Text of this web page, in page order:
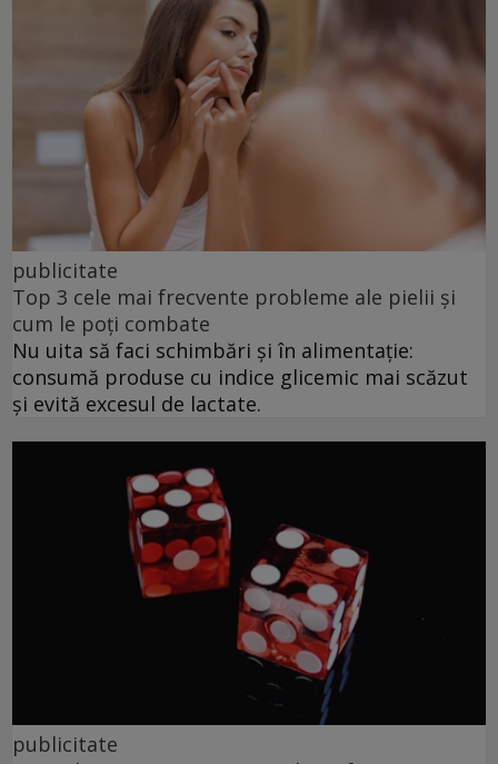
publicitate
Top 3 cele mai frecvente probleme ale pielii și
cum le poți combate
Nu uita să faci schimbări și în alimentație:
consumă produse cu indice glicemic mai scăzut
și evită excesul de lactate.
publicitate